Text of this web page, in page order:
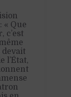
« Que
c’est
devait
l’État,